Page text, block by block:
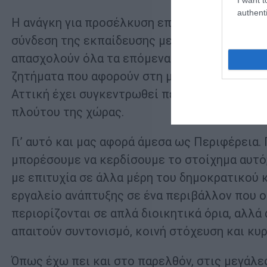
Η ανάγκη για προσέλκυση επενδύσεων, η
σύνδεση της εκπαίδευσης με την αγορά
απασχολούν όλα τα επόμενα χρόνια. Αυτά τα
ζητήματα που αφορούν στη μεγαλύτερη
Αττική έχει συγκεντρωθεί περίπου το 50%
πλούτου της χώρας.
Γι’ αυτό και μας αφορά άμεσα ως
μπορέσουμε να κερδίσουμε το στοίχημα
με επιτυχία σε άλλα μέρη του
εργαλείο ανάπτυξης σε ένα περιβάλλον που
περιορίζονται σε απλά διοικητικά όρια,
απαιτούν συντονισμό, κοινή στόχευση και
Όπως έχω πει και στο παρελθόν, στις